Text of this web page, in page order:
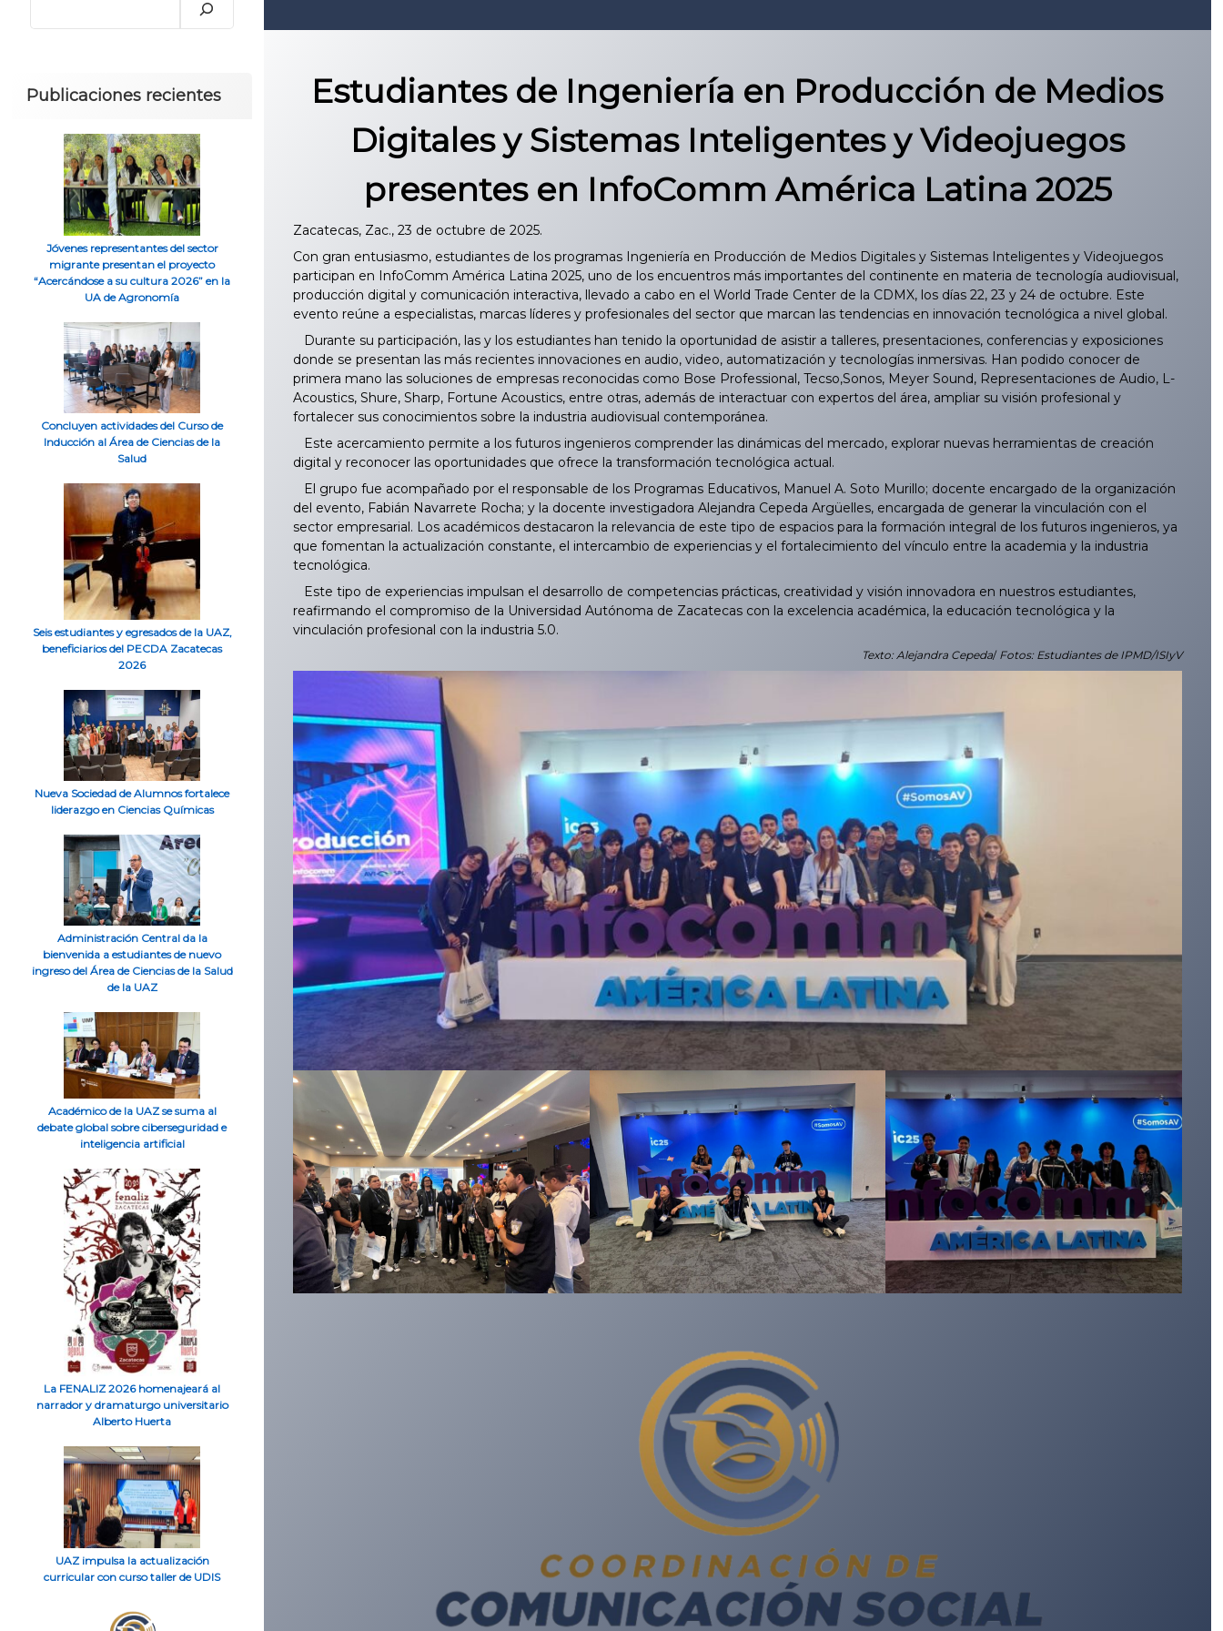
Estudiantes de Ingeniería en Producción de Medios
Digitales y Sistemas Inteligentes y Videojuegos
presentes en InfoComm América Latina 2025
Zacatecas, Zac., 23 de octubre de 2025.
Con gran entusiasmo, estudiantes de los programas Ingeniería en Producción de Medios Digitales y Sistemas Inteligentes y Videojuegos
participan en InfoComm América Latina 2025, uno de los encuentros más importantes del continente en materia de tecnología audiovisual,
producción digital y comunicación interactiva, llevado a cabo en el World Trade Center de la CDMX, los días 22, 23 y 24 de octubre. Este
evento reúne a especialistas, marcas líderes y profesionales del sector que marcan las tendencias en innovación tecnológica a nivel global.
Durante su participación, las y los estudiantes han tenido la oportunidad de asistir a talleres, presentaciones, conferencias y exposiciones
donde se presentan las más recientes innovaciones en audio, video, automatización y tecnologías inmersivas. Han podido conocer de
primera mano las soluciones de empresas reconocidas como Bose Professional, Tecso,Sonos, Meyer Sound, Representaciones de Audio, L-
Acoustics, Shure, Sharp, Fortune Acoustics, entre otras, además de interactuar con expertos del área, ampliar su visión profesional y
fortalecer sus conocimientos sobre la industria audiovisual contemporánea.
Este acercamiento permite a los futuros ingenieros comprender las dinámicas del mercado, explorar nuevas herramientas de creación
digital y reconocer las oportunidades que ofrece la transformación tecnológica actual.
El grupo fue acompañado por el responsable de los Programas Educativos, Manuel A. Soto Murillo; docente encargado de la organización
del evento, Fabián Navarrete Rocha; y la docente investigadora Alejandra Cepeda Argüelles, encargada de generar la vinculación con el
sector empresarial. Los académicos destacaron la relevancia de este tipo de espacios para la formación integral de los futuros ingenieros, ya
que fomentan la actualización constante, el intercambio de experiencias y el fortalecimiento del vínculo entre la academia y la industria
tecnológica.
Este tipo de experiencias impulsan el desarrollo de competencias prácticas, creatividad y visión innovadora en nuestros estudiantes,
reafirmando el compromiso de la Universidad Autónoma de Zacatecas con la excelencia académica, la educación tecnológica y la
vinculación profesional con la industria 5.0.
Texto: Alejandra Cepeda/ Fotos: Estudiantes de IPMD/ISIyV
Publicaciones recientes
Jóvenes representantes del sector
migrante presentan el proyecto
“Acercándose a su cultura 2026” en la
UA de Agronomía
Concluyen actividades del Curso de
Inducción al Área de Ciencias de la
Salud
Seis estudiantes y egresados de la UAZ,
beneficiarios del PECDA Zacatecas
2026
Nueva Sociedad de Alumnos fortalece
liderazgo en Ciencias Químicas
Administración Central da la
bienvenida a estudiantes de nuevo
ingreso del Área de Ciencias de la Salud
de la UAZ
Académico de la UAZ se suma al
debate global sobre ciberseguridad e
inteligencia artificial
La FENALIZ 2026 homenajeará al
narrador y dramaturgo universitario
Alberto Huerta
UAZ impulsa la actualización
curricular con curso taller de UDIS